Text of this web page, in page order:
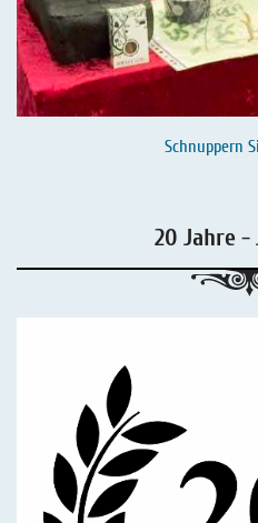
Schnuppern
20 Jahre -